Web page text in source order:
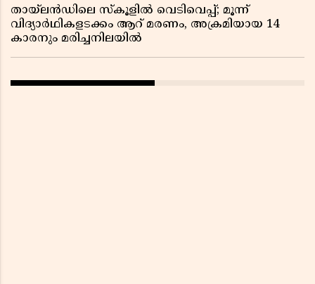
തായ്‌ലൻഡിലെ സ്‌കൂളിൽ വെടിവെപ്പ്; മൂന്ന്
വിദ്യാർഥികളടക്കം ആറ് മരണം, അക്രമിയായ 14
കാരനും മരിച്ചനിലയിൽ